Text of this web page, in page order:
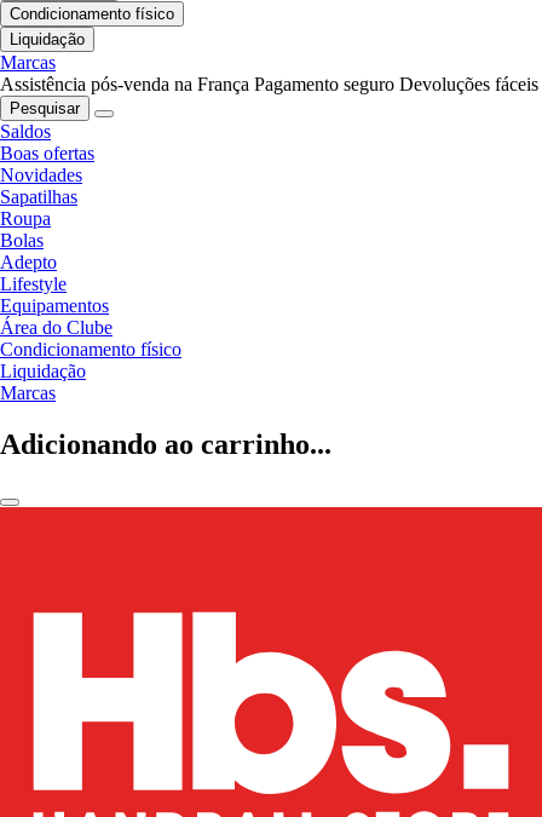
Condicionamento físico
Liquidação
Marcas
Assistência pós-venda na França Pagamento seguro Devoluções fáceis
Pesquisar
Saldos
Boas ofertas
Novidades
Sapatilhas
Roupa
Bolas
Adepto
Lifestyle
Equipamentos
Área do Clube
Condicionamento físico
Liquidação
Marcas
Adicionando ao carrinho...